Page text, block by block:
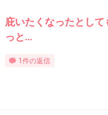
庇いたくなったとし
っと…
1件の返信